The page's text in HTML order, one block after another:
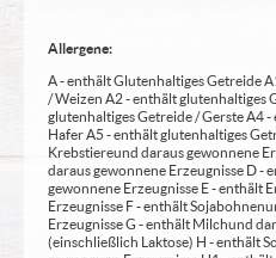
Allergene:
A - enthält Glutenhaltiges Getreide
/ Weizen A2 - enthält glutenhaltiges
glutenhaltiges Getreide / Gerste A4
Hafer A5 - enthält glutenhaltiges
Krebstiere und daraus gewonnene
daraus gewonnene Erzeugnisse D -
gewonnene Erzeugnisse E - enthält
Erzeugnisse F - enthält Sojabohnen
Erzeugnisse G - enthält Milch und
(einschließlich Laktose) H - enthält